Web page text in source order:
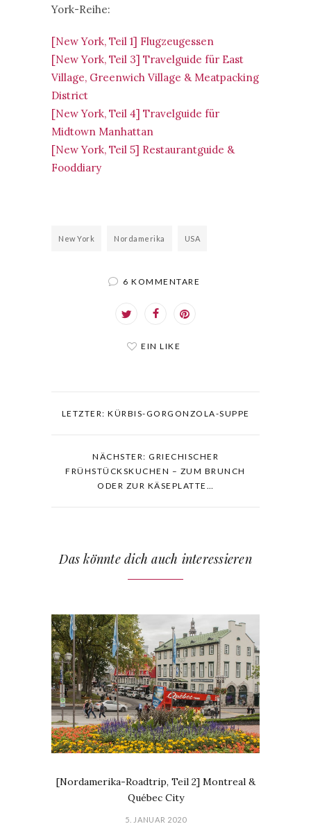
York-Reihe:
[New York, Teil 1] Flugzeugessen
[New York, Teil 3] Travelguide für East
Village, Greenwich Village & Meatpacking
District
[New York, Teil 4] Travelguide für
Midtown Manhattan
[New York, Teil 5] Restaurantguide &
Fooddiary
New York Nordamerika USA
6 KOMMENTARE
EIN LIKE
LETZTER: KÜRBIS-GORGONZOLA-SUPPE
NÄCHSTER: GRIECHISCHER
FRÜHSTÜCKSKUCHEN – ZUM BRUNCH
ODER ZUR KÄSEPLATTE…
Das könnte dich auch interessieren
[Nordamerika-Roadtrip, Teil 2] Montreal &
Québec City
5. JANUAR 2020